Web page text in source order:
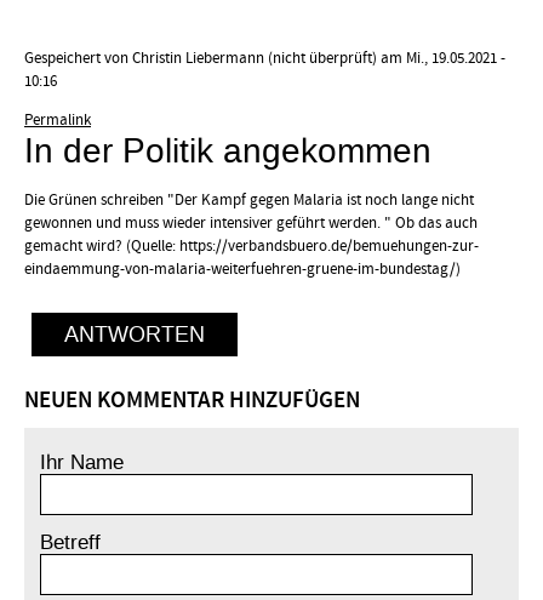
Gespeichert vonChristin Liebermann (nicht überprüft) am Mi., 19.05.2021 -
10:16
Permalink
In der Politik angekommen
Die Grünen schreiben "Der Kampf gegen Malaria ist noch lange nicht
gewonnen und muss wieder intensiver geführt werden. " Ob das auch
gemacht wird? (Quelle: https://verbandsbuero.de/bemuehungen-zur-
eindaemmung-von-malaria-weiterfuehren-gruene-im-bundestag/)
ANTWORTEN
NEUEN KOMMENTAR HINZUFÜGEN
Ihr Name
Betreff